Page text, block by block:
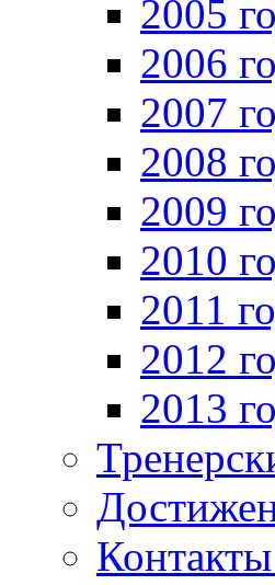
2005
2006
2007
2008
2009
2010
2011
2012
2013